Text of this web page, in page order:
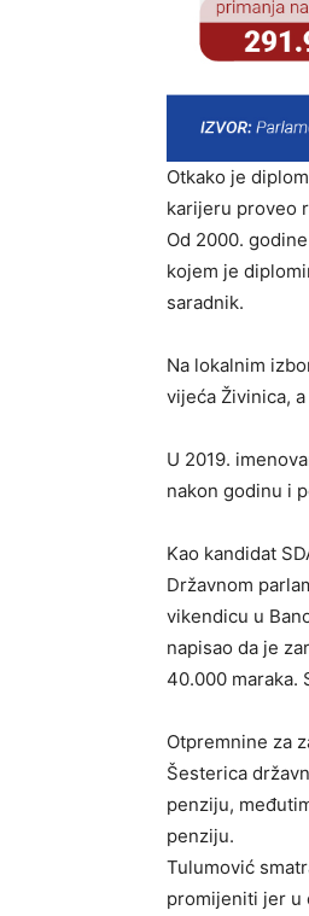
Otkako je
karijeru proveo
Od 2000.
kojem je
saradnik.
Na lokalnim
vijeća Živinica,
U 2019.
nakon godinu i
Kao kandidat
Državnom
vikendicu u
napisao da je
40.000 maraka.
Otpremnine za
Šesterica
penziju,
penziju.
Tulumović
promijeniti jer u